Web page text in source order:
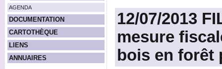
AGENDA
DOCUMENTATION
CARTOTHÈQUE
LIENS
ANNUAIRES
12/07/2013
mesure
bois en forêt